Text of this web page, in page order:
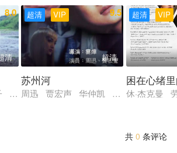
8.0
清
真木阳子 中川雅也 风吹淳 国村隼
VIP
超清 9.5
超清
苏州河
周迅 贾宏声 华仲凯 姚安濂 耐安
VIP
超清
困在心绪
休·杰克曼
共0 条评论